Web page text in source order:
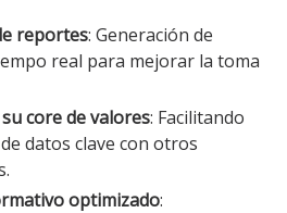
reportes: Generación de
real para mejorar la toma
core de valores: Facilitando
datos clave con otros
optimizado: